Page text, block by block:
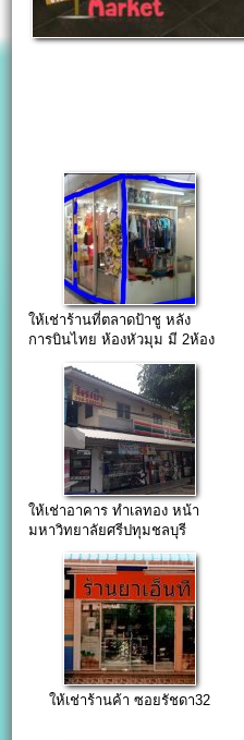
ให้เช่าร้านที่ตลาดป้าชู หลัง
การบินไทย ห้องหัวมุม มี 2ห้อง
ให้เช่าอาคาร ทำเลทอง หน้า
มหาวิทยาลัยศรีปทุมชลบุรี
ให้เช่าร้านค้า ซอยรัชดา32